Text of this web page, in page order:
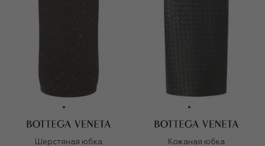
Шерстяная юбка
Кожаная юбка